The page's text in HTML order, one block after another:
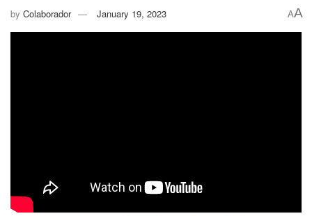
by Colaborador January 19, 2023 AA